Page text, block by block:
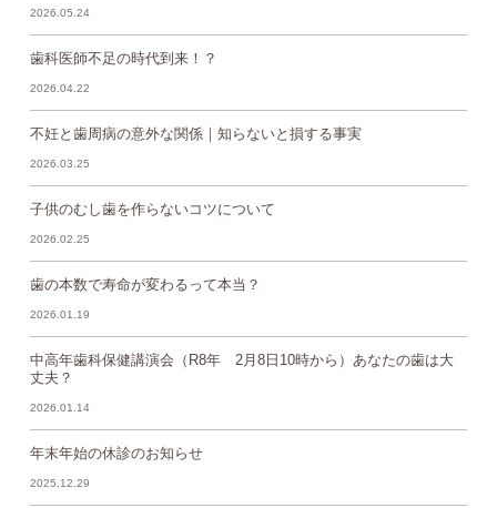
2026.05.24
歯科医師不足の時代到来！？
2026.04.22
不妊と歯周病の意外な関係｜知らないと損する事実
2026.03.25
子供のむし歯を作らないコツについて
2026.02.25
歯の本数で寿命が変わるって本当？
2026.01.19
中高年歯科保健講演会（R8年 2月8日10時から）あなたの歯は大
丈夫？
2026.01.14
年末年始の休診のお知らせ
2025.12.29